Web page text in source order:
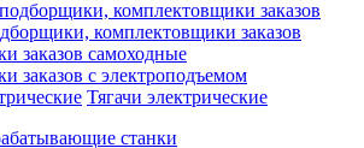
комплектовщики заказов
заказов самоходные
заказов с электроподъемом
Тягачи электрические